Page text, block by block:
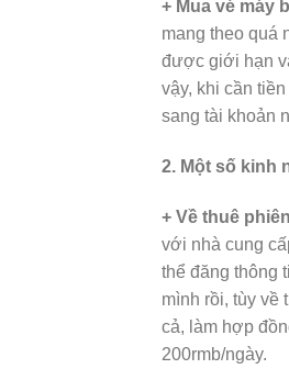
+ Mua vé máy
mang theo quá
được giới hạn
vậy, khi cần
sang tài khoản
2. Một số kinh
+ Về thuê
với nhà cung
thể đăng thông
mình rồi, tùy về
cả, làm hợp
200rmb/ngày.